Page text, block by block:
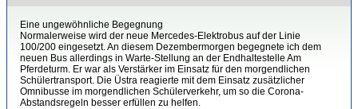
Eine ungewöhnliche Begegnung
Normalerweise wird der neue Mercedes-Elektrobus auf der Linie
100/200 eingesetzt. An diesem Dezembermorgen begegnete ich dem
neuen Bus allerdings in Warte-Stellung an der Endhaltestelle Am
Pferdeturm. Er war als Verstärker im Einsatz für den morgendlichen
Schülertransport. Die Üstra reagierte mit dem Einsatz zusätzlicher
Omnibusse im morgendlichen Schülerverkehr, um so die Corona-
Abstandsregeln besser erfüllen zu helfen.